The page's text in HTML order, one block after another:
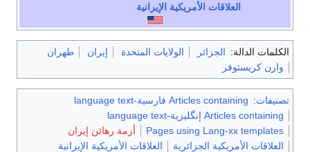
العلاقات الأمريكية الإيرانية
الكلمات الدالة: الجزائر الولايات المتحدة إيران
طهران
وارن كريستوفر
تصنيفات: Articles containing فارسية-language text
Articles containing إنگليزية-language text
Pages using Lang-xx templates
أزمة رهائن إيران
العلاقات الأمريكية الجزائرية
العلاقات الأمريكية الإيرانية